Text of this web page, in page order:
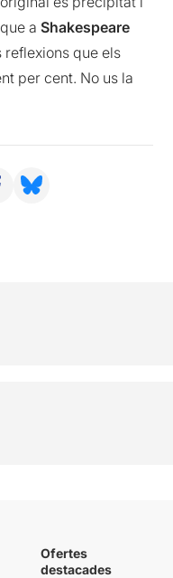
aShakespeare
reflexions que els
per cent. No us la
Ofertes
destacades